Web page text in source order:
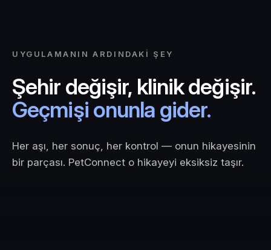
UYGULAMANIN ARDINDAKI ŞEY
Şehir değişir, klinik değişir.
Geçmişi onunla gider.
Her aşı, her sonuç, her kontrol — onun hikayesinin
bir parçası. PetConnect o hikayeyi eksiksiz taşır.